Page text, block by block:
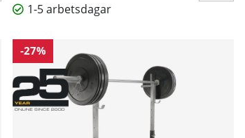
1-5 arbetsdagar
-27%